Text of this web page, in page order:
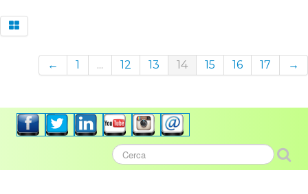
← 1 ... 12 13 14 15 16 17 →